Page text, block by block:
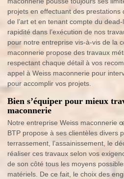
projets en effectuant des prestations
de l’art et en tenant compte du
rapidité dans l’exécution de nos
pour notre entreprise vis-à-vis de la
maconnerie propose des travaux
respectant chaque détail à vos
appel à Weiss maconnerie pour
pour accomplir vos projets.
Bien s’équiper pour mieux
maconnerie
Notre entreprise Weiss maconnerie
BTP propose à ses clientèles divers
terrassement, l’assainissement, le
réaliser ces travaux selon vos
de son côté tous les moyens
matériels. De ce fait, le choix des